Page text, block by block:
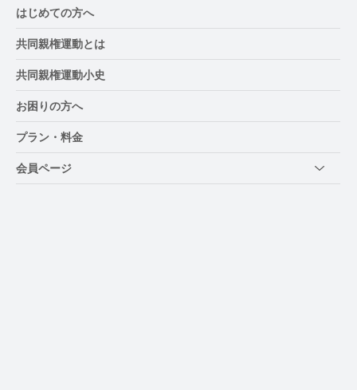
はじめての方へ
共同親権運動とは
共同親権運動小史
お困りの方へ
プラン・料金
会員ページ